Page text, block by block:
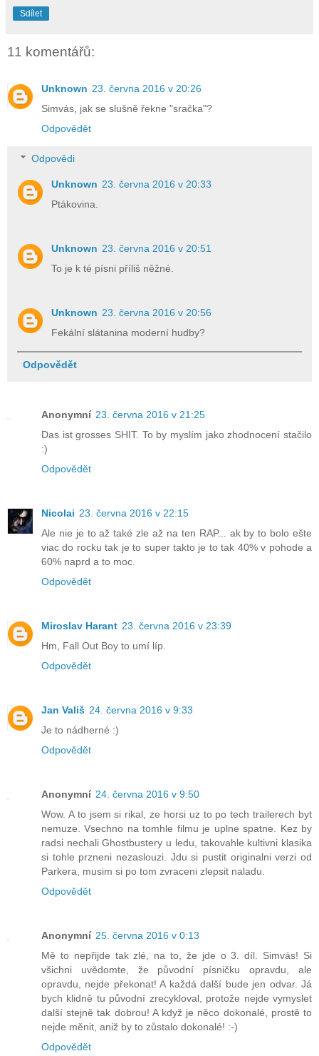
Sdílet
11 komentářů:
Unknown 23. června 2016 v 20:26
Simvás, jak se slušně řekne "sračka"?
Odpovědět
Odpovědi
Unknown 23. června 2016 v 20:33
Ptákovina.
Unknown 23. června 2016 v 20:51
To je k té písni příliš něžné.
Unknown 23. června 2016 v 20:56
Fekální slátanina moderní hudby?
Odpovědět
Anonymní 23. června 2016 v 21:25
Das ist grosses SHIT. To by myslím jako zhodnocení stačilo
:)
Odpovědět
Nicolai 23. června 2016 v 22:15
Ale nie je to až také zle až na ten RAP... ak by to bolo ešte
viac do rocku tak je to super takto je to tak 40% v pohode a
60% naprd a to moc.
Odpovědět
Miroslav Harant 23. června 2016 v 23:39
Hm, Fall Out Boy to umí líp.
Odpovědět
Jan Vališ 24. června 2016 v 9:33
Je to nádherné :)
Odpovědět
Anonymní 24. června 2016 v 9:50
Wow. A to jsem si rikal, ze horsi uz to po tech trailerech byt
nemuze. Vsechno na tomhle filmu je uplne spatne. Kez by
radsi nechali Ghostbustery u ledu, takovahle kultivni klasika
si tohle przneni nezaslouzi. Jdu si pustit originalni verzi od
Parkera, musim si po tom zvraceni zlepsit naladu.
Odpovědět
Anonymní 25. června 2016 v 0:13
Mě to nepřijde tak zlé, na to, že jde o 3. díl. Simvás! Si
všichni uvědomte, že původní písničku opravdu, ale
opravdu, nejde překonat! A každá další bude jen odvar. Já
bych klidně tu původní zrecykloval, protože nejde vymyslet
další stejně tak dobrou! A když je něco dokonalé, prostě to
nejde měnit, aniž by to zůstalo dokonalé! :-)
Odpovědět